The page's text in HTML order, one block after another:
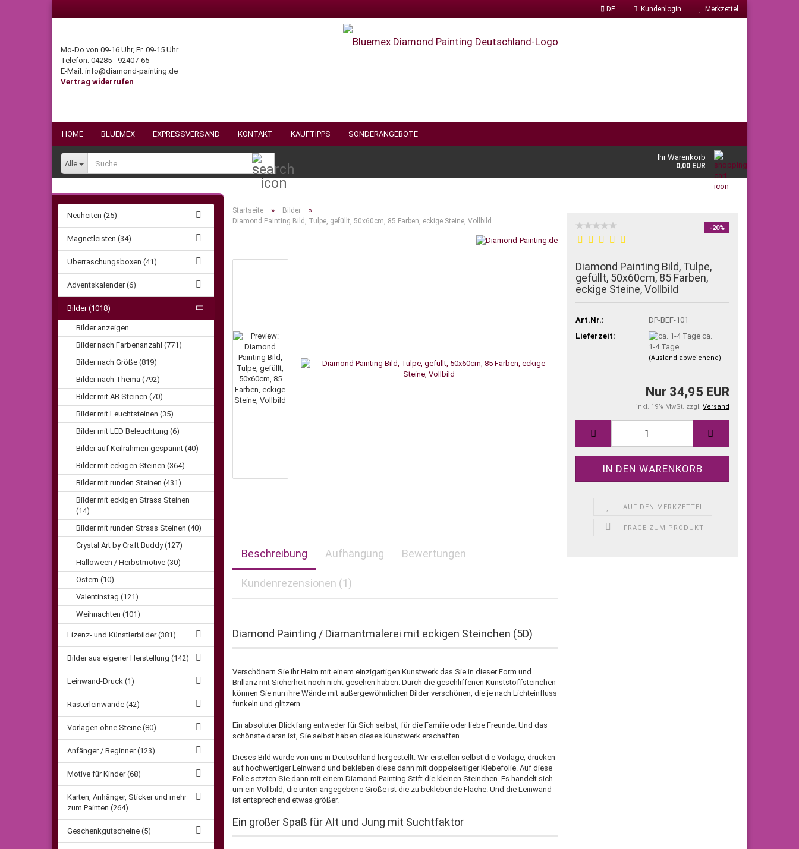
DE Kundenlogin Merkzettel
Mo-Do von 09-16 Uhr, Fr. 09-15 Uhr
Telefon: 04285 - 92407-65
E-Mail: info@diamond-painting.de
Vertrag widerrufen
HOME BLUEMEX EXPRESSVERSAND KONTAKT KAUFTIPPS SONDERANGEBOTE
Alle
Ihr Warenkorb
0,00 EUR
Startseite » Bilder »
Diamond Painting Bild, Tulpe, gefüllt, 50x60cm, 85 Farben, eckige Steine, Vollbild
-20%
Diamond Painting Bild, Tulpe,
gefüllt, 50x60cm, 85 Farben,
eckige Steine, Vollbild
Art.Nr.:
DP-BEF-101
Lieferzeit:
ca.
1-4 Tage
(Ausland abweichend)
Nur 34,95 EUR
inkl. 19% MwSt. zzgl. Versand
AUF DEN MERKZETTEL
FRAGE ZUM PRODUKT
Beschreibung Aufhängung Bewertungen
Kundenrezensionen (1)
Diamond Painting / Diamantmalerei mit eckigen Steinchen (5D)
Verschönern Sie ihr Heim mit einem einzigartigen Kunstwerk das Sie in dieser Form und
Brillanz mit Sicherheit noch nicht gesehen haben. Durch die geschliffenen Kunststoffsteinchen
können Sie nun ihre Wände mit außergewöhnlichen Bilder verschönen, die je nach Lichteinfluss
funkeln und glitzern.
Ein absoluter Blickfang entweder für Sich selbst, für die Familie oder liebe Freunde. Und das
schönste daran ist, Sie selbst haben dieses Kunstwerk erschaffen.
Dieses Bild wurde von uns in Deutschland hergestellt. Wir erstellen selbst die Vorlage, drucken
auf hochwertiger Leinwand und bekleben diese dann mit doppelseitiger Klebefolie. Auf diese
Folie setzten Sie dann mit einem Diamond Painting Stift die kleinen Steinchen. Es handelt sich
um ein Vollbild, die unten angegebene Größe ist die zu beklebende Fläche. Und die Leinwand
ist entsprechend etwas größer.
Ein großer Spaß für Alt und Jung mit Suchtfaktor
Neuheiten (25)
Magnetleisten (34)
Überraschungsboxen (41)
Adventskalender (6)
Bilder (1018)
Bilder anzeigen
Bilder nach Farbenanzahl (771)
Bilder nach Größe (819)
Bilder nach Thema (792)
Bilder mit AB Steinen (70)
Bilder mit Leuchtsteinen (35)
Bilder mit LED Beleuchtung (6)
Bilder auf Keilrahmen gespannt (40)
Bilder mit eckigen Steinen (364)
Bilder mit runden Steinen (431)
Bilder mit eckigen Strass Steinen
(14)
Bilder mit runden Strass Steinen (40)
Crystal Art by Craft Buddy (127)
Halloween / Herbstmotive (30)
Ostern (10)
Valentinstag (121)
Weihnachten (101)
Lizenz- und Künstlerbilder (381)
Bilder aus eigener Herstellung (142)
Leinwand-Druck (1)
Rasterleinwände (42)
Vorlagen ohne Steine (80)
Anfänger / Beginner (123)
Motive für Kinder (68)
Karten, Anhänger, Sticker und mehr
zum Painten (264)
Geschenkgutscheine (5)